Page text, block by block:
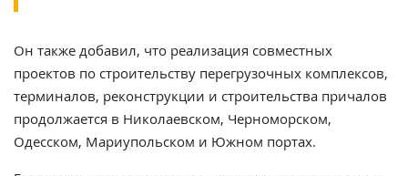
Он также добавил, что реализация совместных
проектов по строительству перегрузочных комплексов,
терминалов, реконструкции и строительства причалов
продолжается в Николаевском, Черноморском,
Одесском, Мариупольском и Южном портах.